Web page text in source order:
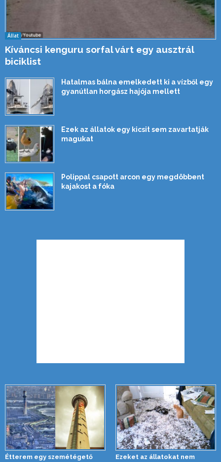
Állat
Kíváncsi kenguru sorfal várt egy ausztrál
biciklist
Hatalmas bálna emelkedett ki a vízből egy
gyanútlan horgász hajója mellett
Ezek az állatok egy kicsit sem zavartatják
magukat
Polippal csapott arcon egy megdöbbent
kajakost a fóka
Étterem egy szemétégető
Ezeket az állatokat nem